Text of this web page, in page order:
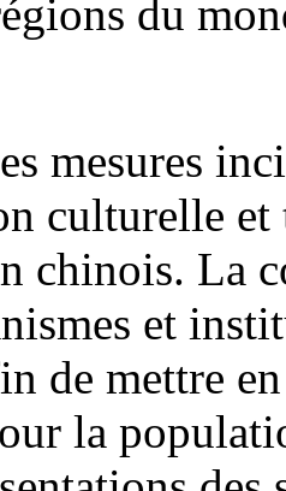
du
mesures
culturelle
chinois. La
et
de mettre
la